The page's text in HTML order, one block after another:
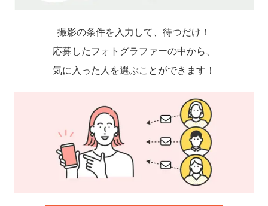
撮影の条件を入力して、待つだけ！
応募したフォトグラファーの中から、
気に入った人を選ぶことができます！